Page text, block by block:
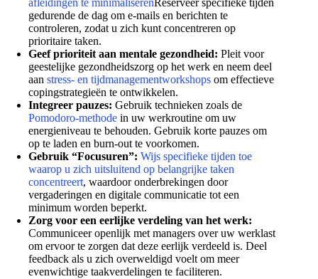
afleidingen te minimaliserenReserveer specifieke tijden
gedurende de dag om e-mails en berichten te
controleren, zodat u zich kunt concentreren op
prioritaire taken.
Geef prioriteit aan mentale gezondheid: Pleit voor
geestelijke gezondheidszorg op het werk en neem deel
aan stress- en tijdmanagementworkshops om effectieve
copingstrategieën te ontwikkelen.
Integreer pauzes: Gebruik technieken zoals de
Pomodoro-methode in uw werkroutine om uw
energieniveau te behouden. Gebruik korte pauzes om
op te laden en burn-out te voorkomen.
Gebruik “Focusuren”: Wijs specifieke tijden toe
waarop u zich uitsluitend op belangrijke taken
concentreert, waardoor onderbrekingen door
vergaderingen en digitale communicatie tot een
minimum worden beperkt.
Zorg voor een eerlijke verdeling van het werk:
Communiceer openlijk met managers over uw werklast
om ervoor te zorgen dat deze eerlijk verdeeld is. Deel
feedback als u zich overweldigd voelt om meer
evenwichtige taakverdelingen te faciliteren.